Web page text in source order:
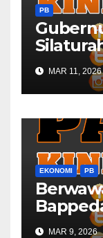
PB
MAR 11, 2026
EKONOMI PB
MAR 9, 2026